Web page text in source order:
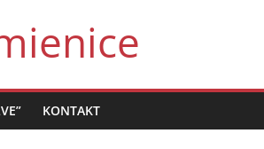
KONTAKT